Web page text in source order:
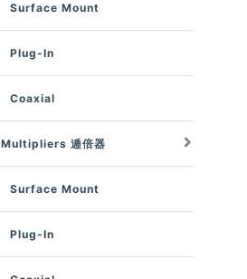
Surface Mount
Plug-In
Coaxial
Multipliers 逓倍器
Surface Mount
Plug-In